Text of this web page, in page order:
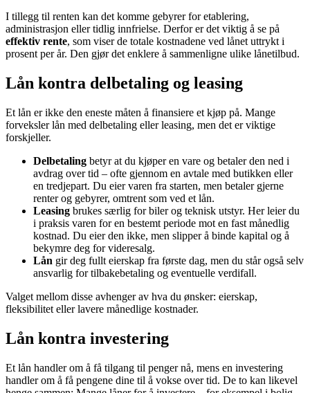
I tillegg til renten kan det komme gebyrer for etablering,
administrasjon eller tidlig innfrielse. Derfor er det viktig å se på
effektiv rente, som viser de totale kostnadene ved lånet uttrykt i
prosent per år. Den gjør det enklere å sammenligne ulike lånetilbud.
Lån kontra delbetaling og leasing
Et lån er ikke den eneste måten å finansiere et kjøp på. Mange
forveksler lån med delbetaling eller leasing, men det er viktige
forskjeller.
Delbetaling betyr at du kjøper en vare og betaler den ned i
avdrag over tid – ofte gjennom en avtale med butikken eller
en tredjepart. Du eier varen fra starten, men betaler gjerne
renter og gebyrer, omtrent som ved et lån.
Leasing brukes særlig for biler og teknisk utstyr. Her leier du
i praksis varen for en bestemt periode mot en fast månedlig
kostnad. Du eier den ikke, men slipper å binde kapital og å
bekymre deg for videresalg.
Lån gir deg fullt eierskap fra første dag, men du står også selv
ansvarlig for tilbakebetaling og eventuelle verdifall.
Valget mellom disse avhenger av hva du ønsker: eierskap,
fleksibilitet eller lavere månedlige kostnader.
Lån kontra investering
Et lån handler om å få tilgang til penger nå, mens en investering
handler om å få pengene dine til å vokse over tid. De to kan likevel